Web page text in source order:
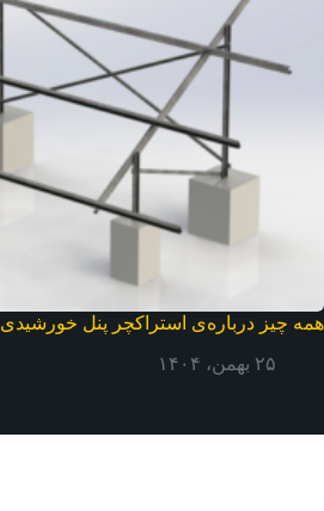
همه چیز درباره‌ی استراکچر پنل خورشیدی
۲۵ بهمن، ۱۴۰۴